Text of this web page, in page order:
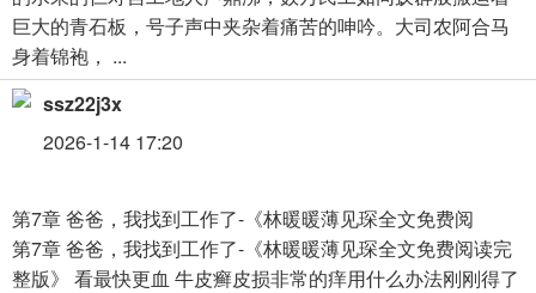
巨大的青石板，号子声中夹杂着痛苦的呻吟。大司农阿合马
身着锦袍， ...
ssz22j3x
2026-1-14 17:20
第7章 爸爸，我找到工作了-《林暖暖薄见琛全文免费阅
第7章 爸爸，我找到工作了-《林暖暖薄见琛全文免费阅读完
整版》 看最快更血 牛皮癣皮损非常的痒用什么办法刚刚得了